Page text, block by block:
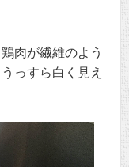
肉が繊維のよう
っすら白く見え